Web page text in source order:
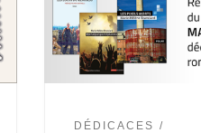
DÉDICACES